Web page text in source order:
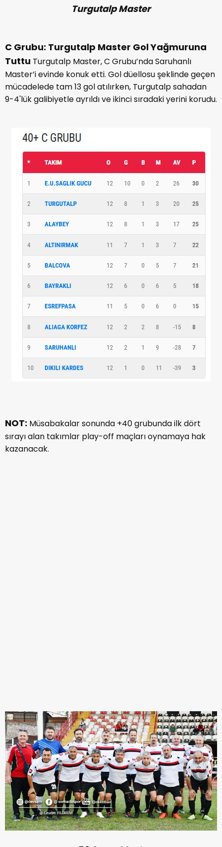
Turgutalp Master
C Grubu: Turgutalp Master Gol Yağmuruna
Tuttu Turgutalp Master, C Grubu’nda Saruhanlı
Master’i evinde konuk etti. Gol düellosu şeklinde geçen
mücadelede tam 13 gol atılırken, Turgutalp sahadan
9-4'lük galibiyetle ayrıldı ve ikinci sıradaki yerini korudu.
NOT: Müsabakalar sonunda +40 grubunda ilk dört
sırayı alan takımlar play-off maçları oynamaya hak
kazanacak.